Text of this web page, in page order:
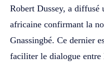
Robert Dussey, a diffusé
africaine confirmant la
Gnassingbé. Ce dernier
faciliter le dialogue entre